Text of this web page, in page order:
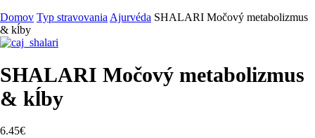
Domov Typ stravovania Ajurvéda SHALARI Močový metabolizmus
& kĺby
SHALARI Močový metabolizmus
& kĺby
6.45€